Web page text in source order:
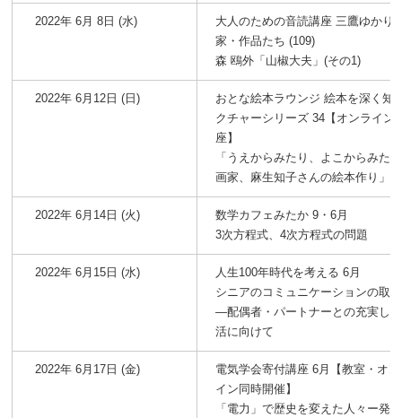
2022年 6月 8日 (水)
大人のための音読講座 三鷹ゆかり
家・作品たち (109)
森 鴎外「山椒大夫」(その1)
2022年 6月12日 (日)
おとな絵本ラウンジ 絵本を深く知
クチャーシリーズ 34【オンライン
座】
「うえからみたり、よこからみた
画家、麻生知子さんの絵本作り」
2022年 6月14日 (火)
数学カフェみたか 9・6月
3次方程式、4次方程式の問題
2022年 6月15日 (水)
人生100年時代を考える 6月
シニアのコミュニケーションの取
―配偶者・パートナーとの充実し
活に向けて
2022年 6月17日 (金)
電気学会寄付講座 6月【教室・オ
イン同時開催】
「電力」で歴史を変えた人々ー発